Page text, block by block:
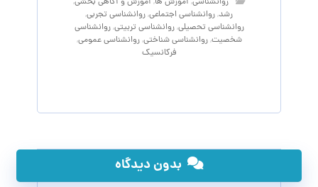
رشد,روانشناسی اجتماعی,روانشناسی تجربی,
روانشناسی تحصیلی,روانشناسی تربیتی,روانشناسی
شخصیت,روانشناسی شناختی,روانشناسی عمومی,
فرکانسیک
بدون دیدگاه